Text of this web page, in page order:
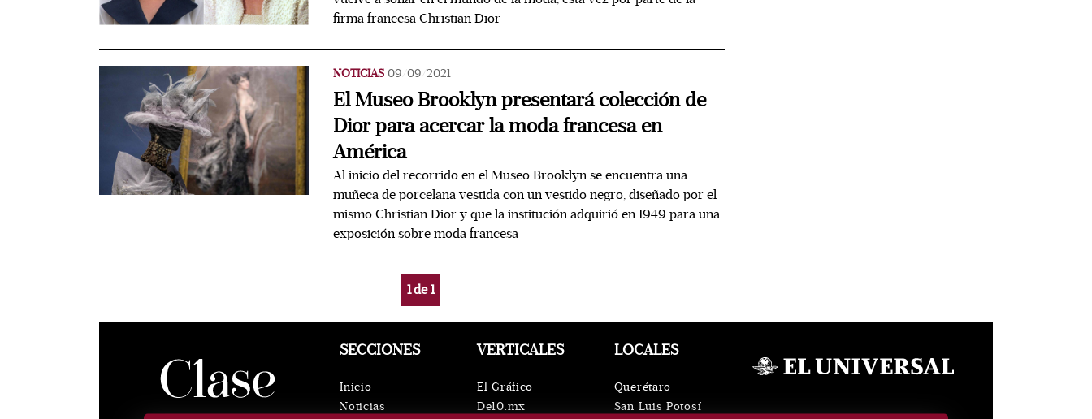
firma francesa Christian Dior
NOTICIAS 09/09/2021
El Museo Brooklyn presentará colección de
Dior para acercar la moda francesa en
América
Al inicio del recorrido en el Museo Brooklyn se encuentra una
muñeca de porcelana vestida con un vestido negro, diseñado por el
mismo Christian Dior y que la institución adquirió en 1949 para una
exposición sobre moda francesa
1de1
SECCIONES
Inicio
Noticias
VERTICALES
El Gráfico
De10.mx
LOCALES
Querétaro
San Luis Potosí